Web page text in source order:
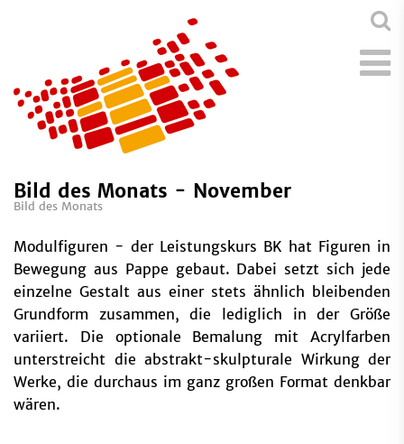
Bild des Monats - November
Bild des Monats
Modulfiguren - der Leistungskurs BK hat Figuren in
Bewegung aus Pappe gebaut. Dabei setzt sich jede
einzelne Gestalt aus einer stets ähnlich bleibenden
Grundform zusammen, die lediglich in der Größe
variiert. Die optionale Bemalung mit Acrylfarben
unterstreicht die abstrakt-skulpturale Wirkung der
Werke, die durchaus im ganz großen Format denkbar
wären.